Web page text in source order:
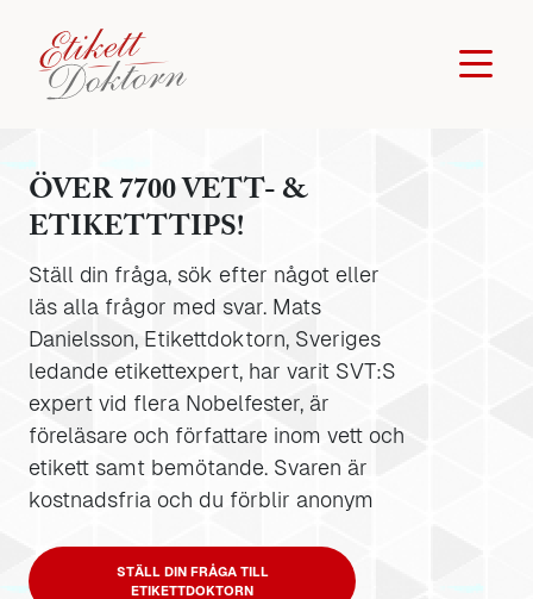
ÖVER 7700 VETT- &
ETIKETTTIPS!
Ställ din fråga, sök efter något eller
läs alla frågor med svar. Mats
Danielsson, Etikettdoktorn, Sveriges
ledande etikettexpert, har varit SVT:S
expert vid flera Nobelfester, är
föreläsare och författare inom vett och
etikett samt bemötande. Svaren är
kostnadsfria och du förblir anonym
STÄLL DIN FRÅGA TILL
ETIKETTDOKTORN